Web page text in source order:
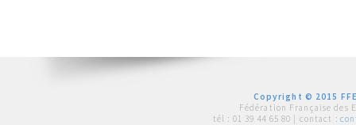
Copyright © 2015
Fédération Française des
tél : 01 39 44 65 80 | contact :